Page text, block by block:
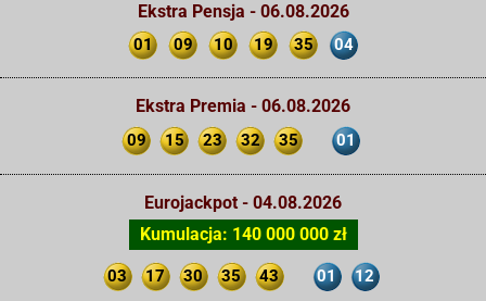
Ekstra Pensja - 06.08.2026
01 09 10 19 35 04
Ekstra Premia - 06.08.2026
09 15 23 32 35 01
Eurojackpot - 04.08.2026
Kumulacja: 140 000 000 zł
03 17 30 35 43 01 12